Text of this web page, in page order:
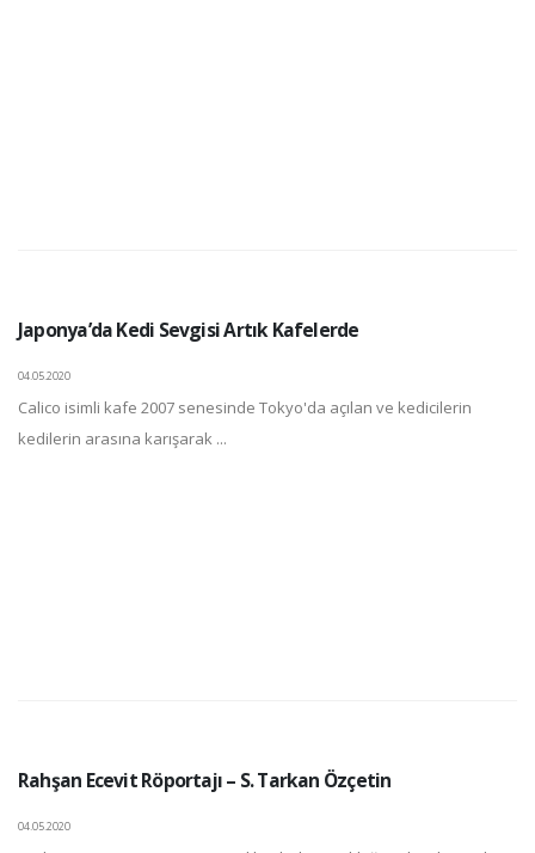
Japonya’da Kedi Sevgisi Artık Kafelerde
04.05.2020
Calico isimli kafe 2007 senesinde Tokyo'da açılan ve kedicilerin
kedilerin arasına karışarak ...
Rahşan Ecevit Röportajı – S. Tarkan Özçetin
04.05.2020